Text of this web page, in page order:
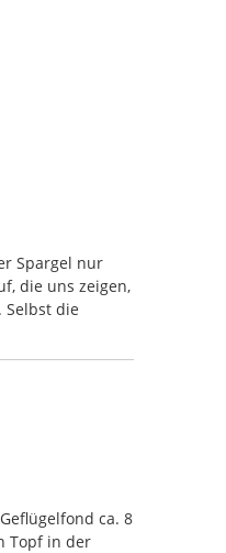
Spargel nur
die uns zeigen,
die
ca. 8
Topf in der